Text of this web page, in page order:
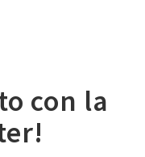
con la